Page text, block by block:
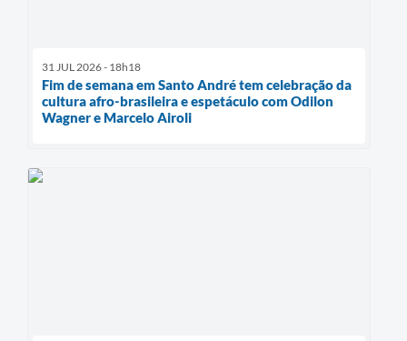
31 JUL 2026 - 18h18
Fim de semana em Santo André tem celebração da
cultura afro-brasileira e espetáculo com Odilon
Wagner e Marcelo Airoli